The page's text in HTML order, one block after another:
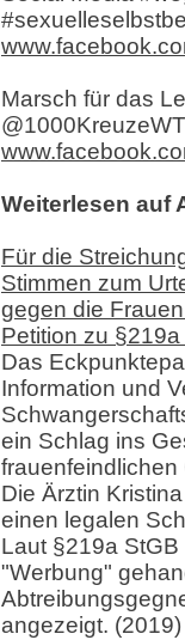
Marsch für das
Weiterlesen auf
Für die
Stimmen zum
gegen die
Petition zu
Das
Information und
ein Schlag ins
Die Ärztin
einen legalen
Laut §219a
"Werbung"
angezeigt. (2019)